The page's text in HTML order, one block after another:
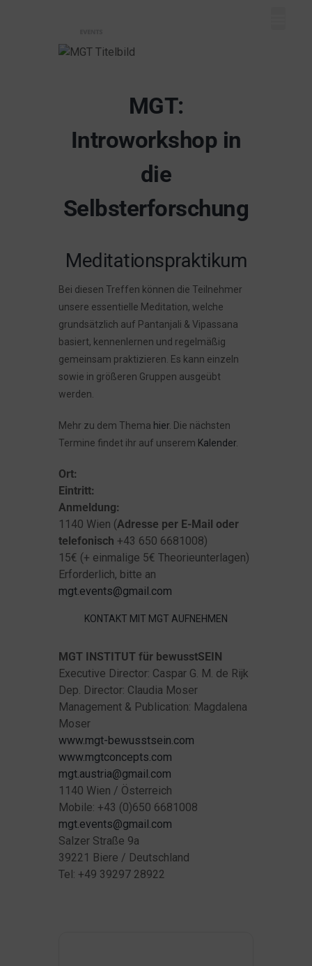
MGT:
Introworkshop in
die
Selbsterforschung
Meditationspraktikum
Bei diesen Treffen können die Teilnehmer
unsere essentielle Meditation, welche
grundsätzlich auf Pantanjali & Vipassana
basiert, kennenlernen und regelmäßig
gemeinsam praktizieren. Es kann einzeln
sowie in größeren Gruppen ausgeübt
werden.
Mehr zu dem Thema hier . Die nächsten
Termine findet ihr auf unserem Kalender
Ort:
Eintritt:
Anmeldung:
1140 Wien (Adresse per E-Mail oder
telefonisch +43 650 6681008)
15€ (+ einmalige 5€ Theorieunterlagen)
Erforderlich, bitte an
mgt.events@gmail.com
KONTAKT MIT MGT AUFNEHMEN
MGT INSTITUT für bewusstSEIN
Executive Director: Caspar G. M. de Rijk
Dep. Director: Claudia Moser
Management & Publication: Magdalena
Moser
www.mgt-bewusstsein.com
www.mgtconcepts.com
mgt.austria@gmail.com
1140 Wien / Österreich
Mobile: +43 (0)650 6681008
mgt.events@gmail.com
Salzer Straße 9a
39221 Biere / Deutschland
Tel: +49 39297 28922